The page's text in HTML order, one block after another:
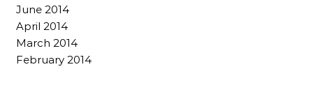
June 2014
April 2014
March 2014
February 2014